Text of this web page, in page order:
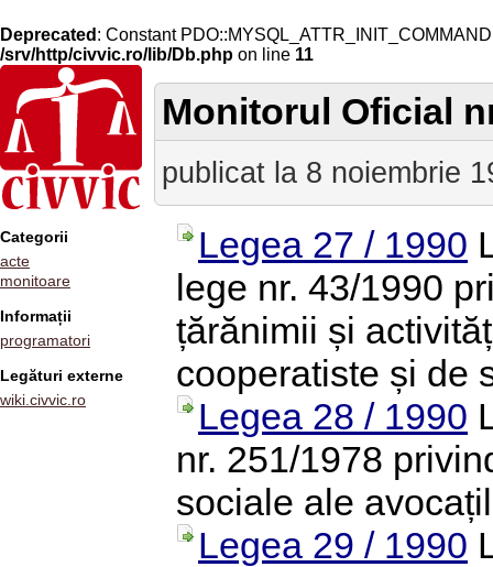
Deprecated : Constant
/srv/http/civvic.ro/lib/Db.php on line 11
Categorii
acte
monitoare
Informații
programatori
Legături externe
wiki.civvic.ro
Monitorul Oficial
publicat la 8 noiembrie
Legea 27 / 1990
lege nr. 43/1990
țărănimii și
cooperatiste și de
Legea 28 / 1990
nr. 251/1978
sociale ale
Legea 29 / 1990